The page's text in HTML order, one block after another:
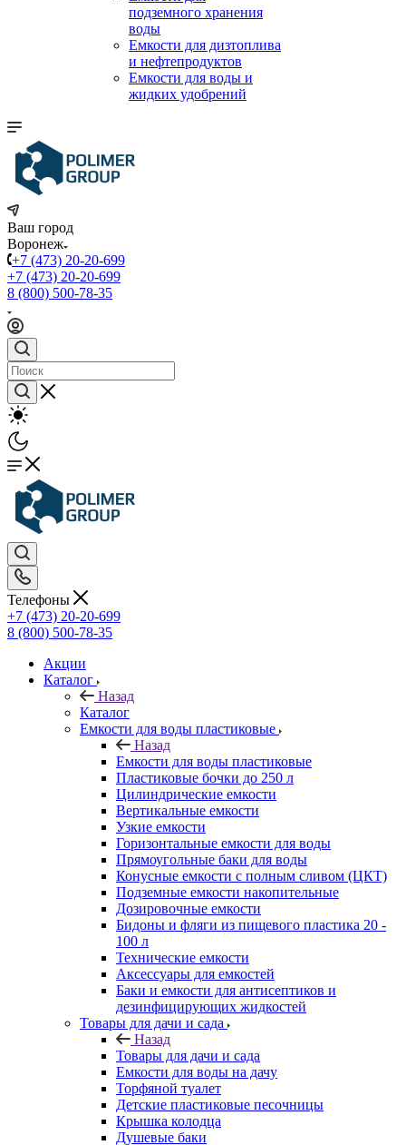
подземного хранения
воды
Емкости для дизтоплива
и нефтепродуктов
Емкости для воды и
жидких удобрений
Ваш город
Воронеж
+7 (473) 20-20-699
+7 (473) 20-20-699
8 (800) 500-78-35
Телефоны
+7 (473) 20-20-699
8 (800) 500-78-35
Акции
Каталог
Назад
Каталог
Емкости для воды пластиковые
Назад
Емкости для воды пластиковые
Пластиковые бочки до 250 л
Цилиндрические емкости
Вертикальные емкости
Узкие емкости
Горизонтальные емкости для воды
Прямоугольные баки для воды
Конусные емкости с полным сливом (ЦКТ)
Подземные емкости накопительные
Дозировочные емкости
Бидоны и фляги из пищевого пластика 20 -
100 л
Технические емкости
Аксессуары для емкостей
Баки и емкости для антисептиков и
дезинфицирующих жидкостей
Товары для дачи и сада
Назад
Товары для дачи и сада
Емкости для воды на дачу
Торфяной туалет
Детские пластиковые песочницы
Крышка колодца
Душевые баки